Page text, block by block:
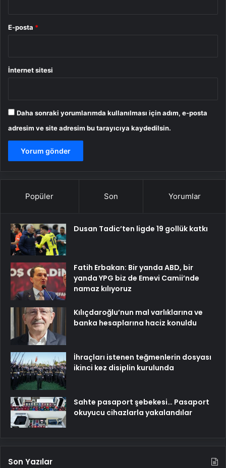
E-posta *
İnternet sitesi
Daha sonraki yorumlarımda kullanılması için adım, e-posta
adresim ve site adresim bu tarayıcıya kaydedilsin.
Popüler Son Yorumlar
Dusan Tadic’ten ligde 19 gollük katkı
Fatih Erbakan: Bir yanda ABD, bir
yanda YPG biz de Emevi Camii’nde
namaz kılıyoruz
Kılıçdaroğlu’nun mal varlıklarına ve
banka hesaplarına haciz konuldu
İhraçları istenen teğmenlerin dosyası
ikinci kez disiplin kurulunda
Sahte pasaport şebekesi… Pasaport
okuyucu cihazlarla yakalandılar
Son Yazılar